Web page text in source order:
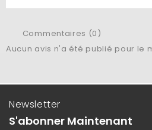
Commentaires (0)
Aucun avis n'a été publié pour le
Newsletter
S'abonner Maintenant